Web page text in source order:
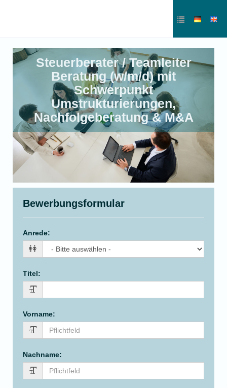
Steuerberater / Teamleiter
Beratung (w/m/d) mit
Schwerpunkt
Umstrukturierungen,
Nachfolgeberatung & M&A
Bewerbungsformular
Anrede:
Titel:
Vorname:
Nachname: